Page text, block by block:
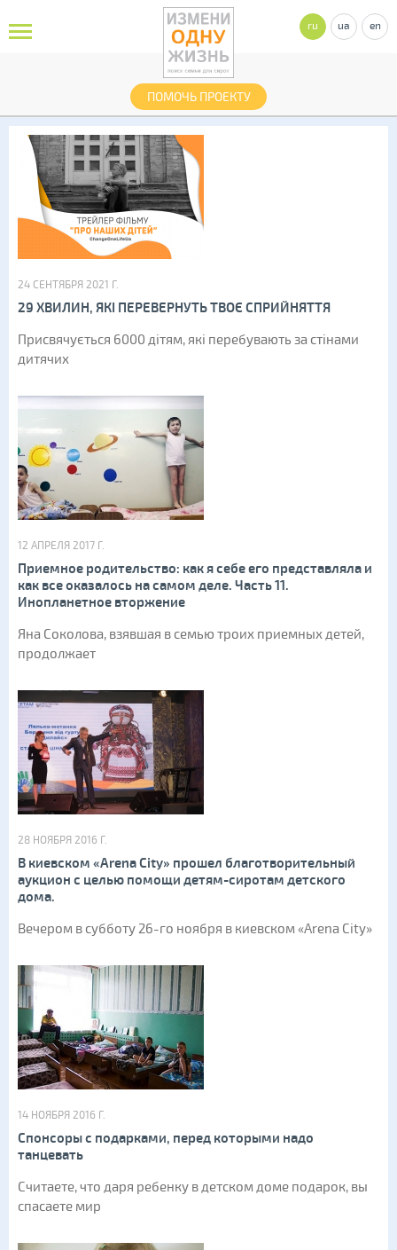
ПОМОЧЬ ПРОЕКТУ
ru ua en
24 СЕНТЯБРЯ 2021 Г.
29 ХВИЛИН, ЯКІ ПЕРЕВЕРНУТЬ ТВОЄ СПРИЙНЯТТЯ
Присвячується 6000 дітям, які перебувають за стінами
дитячих
12 АПРЕЛЯ 2017 Г.
Приемное родительство: как я себе его представляла и
как все оказалось на самом деле. Часть 11.
Инопланетное вторжение
Яна Соколова, взявшая в семью троих приемных детей,
продолжает
28 НОЯБРЯ 2016 Г.
В киевском «Arena City» прошел благотворительный
аукцион с целью помощи детям-сиротам детского
дома.
Вечером в субботу 26-го ноября в киевском «Arena City»
14 НОЯБРЯ 2016 Г.
Спонсоры с подарками, перед которыми надо
танцевать
Считаете, что даря ребенку в детском доме подарок, вы
спасаете мир